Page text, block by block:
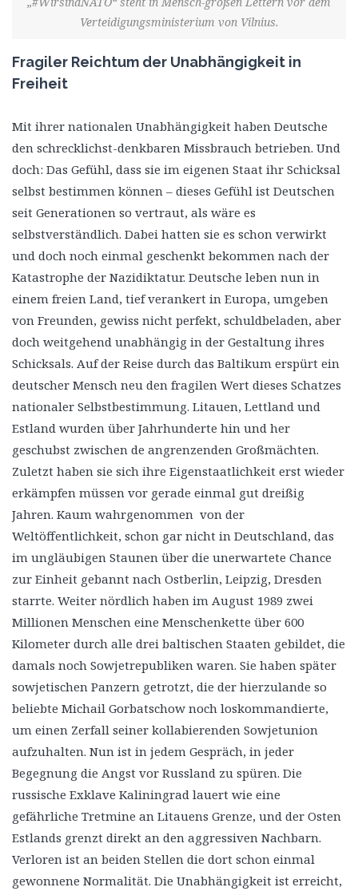
Verteidigungsministerium von Vilnius.
Fragiler Reichtum der Unabhängigkeit in
Freiheit
Mit ihrer nationalen Unabhängigkeit haben Deutsche
den schrecklichst-denkbaren Missbrauch betrieben. Und
doch: Das Gefühl, dass sie im eigenen Staat ihr Schicksal
selbst bestimmen können – dieses Gefühl ist Deutschen
seit Generationen so vertraut, als wäre es
selbstverständlich. Dabei hatten sie es schon verwirkt
und doch noch einmal geschenkt bekommen nach der
Katastrophe der Nazidiktatur. Deutsche leben nun in
einem freien Land, tief verankert in Europa, umgeben
von Freunden, gewiss nicht perfekt, schuldbeladen, aber
doch weitgehend unabhängig in der Gestaltung ihres
Schicksals. Auf der Reise durch das Baltikum erspürt ein
deutscher Mensch neu den fragilen Wert dieses Schatzes
nationaler Selbstbestimmung. Litauen, Lettland und
Estland wurden über Jahrhunderte hin und her
geschubst zwischen de angrenzenden Großmächten.
Zuletzt haben sie sich ihre Eigenstaatlichkeit erst wieder
erkämpfen müssen vor gerade einmal gut dreißig
Jahren. Kaum wahrgenommen von der
Weltöffentlichkeit, schon gar nicht in Deutschland, das
im ungläubigen Staunen über die unerwartete Chance
zur Einheit gebannt nach Ostberlin, Leipzig, Dresden
starrte. Weiter nördlich haben im August 1989 zwei
Millionen Menschen eine Menschenkette über 600
Kilometer durch alle drei baltischen Staaten gebildet, die
damals noch Sowjetrepubliken waren. Sie haben später
sowjetischen Panzern getrotzt, die der hierzulande so
beliebte Michail Gorbatschow noch loskommandierte,
um einen Zerfall seiner kollabierenden Sowjetunion
aufzuhalten. Nun ist in jedem Gespräch, in jeder
Begegnung die Angst vor Russland zu spüren. Die
russische Exklave Kaliningrad lauert wie eine
gefährliche Tretmine an Litauens Grenze, und der Osten
Estlands grenzt direkt an den aggressiven Nachbarn.
Verloren ist an beiden Stellen die dort schon einmal
gewonnene Normalität. Die Unabhängigkeit ist erreicht,